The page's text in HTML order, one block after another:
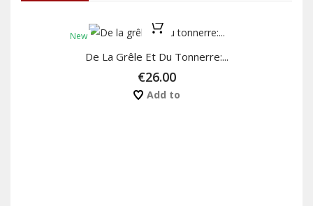
New
De La Grêle Et Du Tonnerre:...
€26.00
Add to